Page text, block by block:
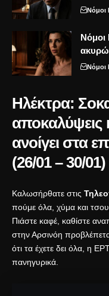
Νόμοι
Νόμοι
Νόμοι
Ηλέκτρα:
αποκαλύψεις
ανοίγει στα
(26/01 – 30/01)
Καλωσήρθατε στις
πούμε όλα, χύμα και
Πιάστε καφέ, καθίστε
στην Αρσινόη
ότι τα έχετε δει όλα, η
πανηγυρικά.